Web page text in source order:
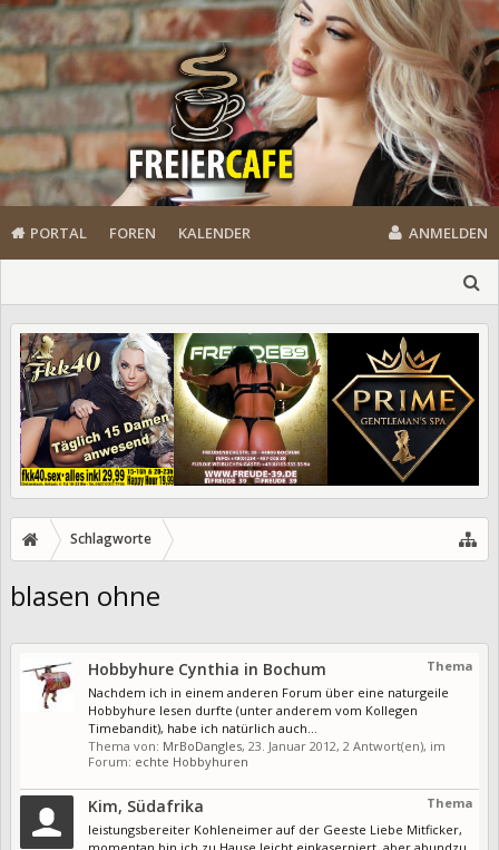
PORTAL FOREN KALENDER ANMELDEN
Schlagworte
blasen ohne
Thema
Hobbyhure Cynthia in Bochum
Nachdem ich in einem anderen Forum über eine naturgeile
Hobbyhure lesen durfte (unter anderem vom Kollegen
Timebandit), habe ich natürlich auch...
Thema von: MrBoDangles, 23. Januar 2012, 2 Antwort(en), im
Forum: echte Hobbyhuren
Thema
Kim, Südafrika
leistungsbereiter Kohleneimer auf der Geeste Liebe Mitficker,